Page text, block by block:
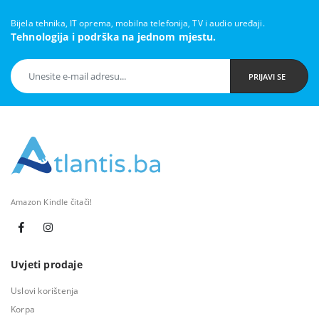
Bijela tehnika, IT oprema, mobilna telefonija, TV i audio uređaji.
Tehnologija i podrška na jednom mjestu.
PRIJAVI SE
Amazon Kindle čitači!
Uvjeti prodaje
Uslovi korištenja
Korpa